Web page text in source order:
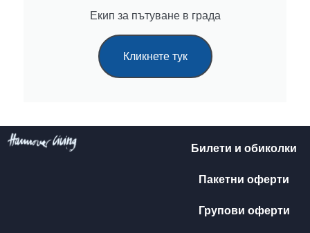
Екип за пътуване в града
Кликнете тук
Билети и обиколки
Пакетни оферти
Групови оферти